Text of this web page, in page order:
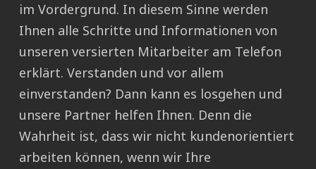
im Vordergrund. In diesem Sinne werden
Ihnen alle Schritte und Informationen von
unseren versierten Mitarbeiter am Telefon
erklärt. Verstanden und vor allem
einverstanden? Dann kann es losgehen und
unsere Partner helfen Ihnen. Denn die
Wahrheit ist, dass wir nicht kundenorientiert
arbeiten können, wenn wir Ihre